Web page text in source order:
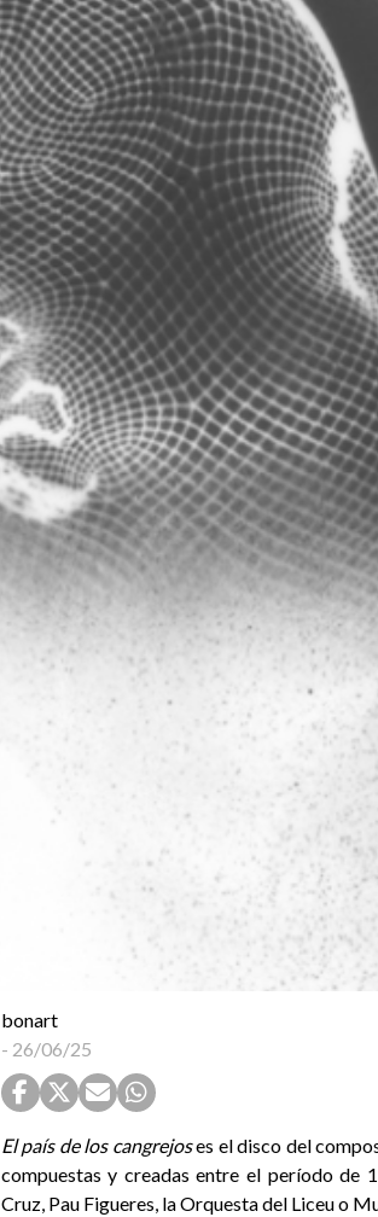
bonart
- 26/06/25
El país de los cangrejoses el disco del
compuestas y creadas entre el período de
Cruz, Pau Figueres, la Orquesta del Liceu o